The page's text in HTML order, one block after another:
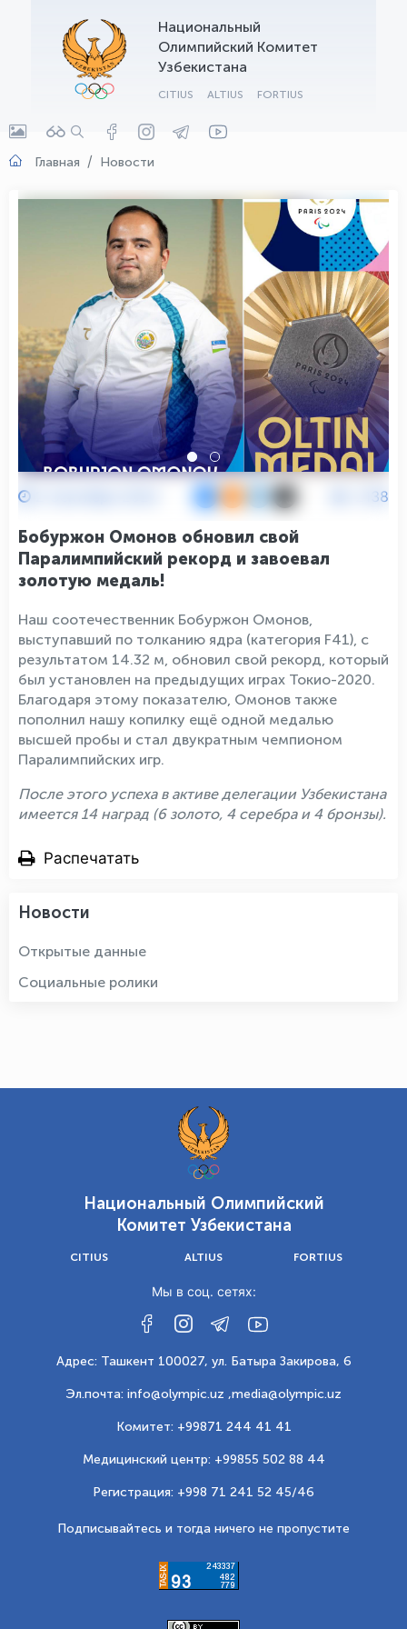
Национальный
Олимпийский Комитет
Узбекистана
CITIUS ALTIUS FORTIUS
Главная Новости
2138
Бобуржон Омонов обновил свой
Паралимпийский рекорд и завоевал
золотую медаль!
Наш соотечественник Бобуржон Омонов,
выступавший по толканию ядра (категория F41), с
результатом 14.32 м, обновил свой рекорд, который
был установлен на предыдущих играх Токио-2020.
Благодаря этому показателю, Омонов также
пополнил нашу копилку ещё одной медалью
высшей пробы и стал двукратным чемпионом
Паралимпийских игр.
После этого успеха в активе делегации Узбекистана
имеется 14 наград (6 золото, 4 серебра и 4 бронзы).
Распечатать
Новости
Открытые данные
Социальные ролики
Национальный Олимпийский
Комитет Узбекистана
CITIUS ALTIUS FORTIUS
Мы в соц. сетях:
Адрес: Ташкент 100027, ул. Батыра Закирова, 6
Эл.почта: info@olympic.uz ,media@olympic.uz
Комитет: +99871 244 41 41
Медицинский центр: +99855 502 88 44
Регистрация: +998 71 241 52 45/46
Подписывайтесь и тогда ничего не пропустите
OLYMPCHIK AI - yordamchi
Онлайн · olympic.uz